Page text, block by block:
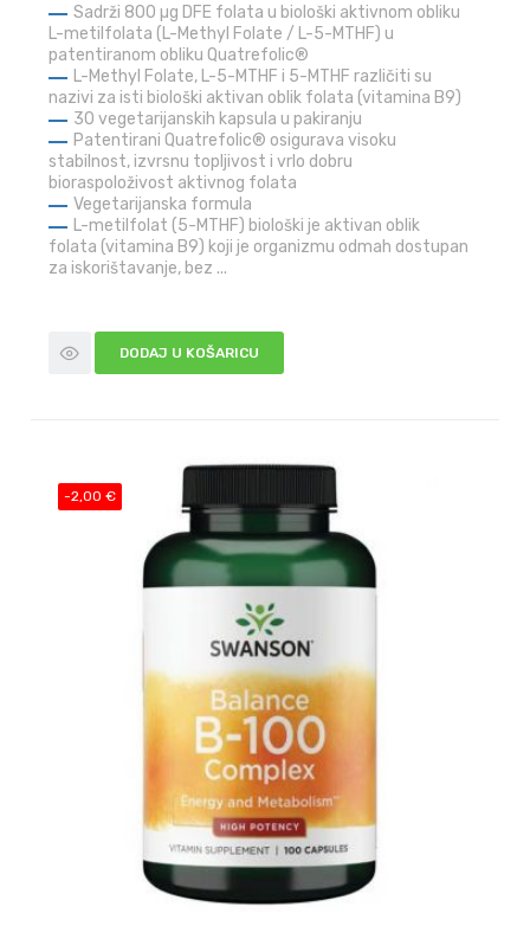
Sadrži 800 µg DFE folata u biološki aktivnom obliku
L-metilfolata (L-Methyl Folate / L-5-MTHF) u
patentiranom obliku Quatrefolic®
L-Methyl Folate, L-5-MTHF i 5-MTHF različiti su
nazivi za isti biološki aktivan oblik folata (vitamina B9)
30 vegetarijanskih kapsula u pakiranju
Patentirani Quatrefolic® osigurava visoku
stabilnost, izvrsnu topljivost i vrlo dobru
bioraspoloživost aktivnog folata
Vegetarijanska formula
L-metilfolat (5-MTHF) biološki je aktivan oblik
folata (vitamina B9) koji je organizmu odmah dostupan
za iskorištavanje, bez ...
DODAJ U KOŠARICU
-2,00 €